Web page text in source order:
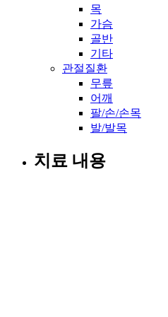
목
가슴
골반
기타
관절질환
무릎
어깨
팔/손/손목
발/발목
치료 내용